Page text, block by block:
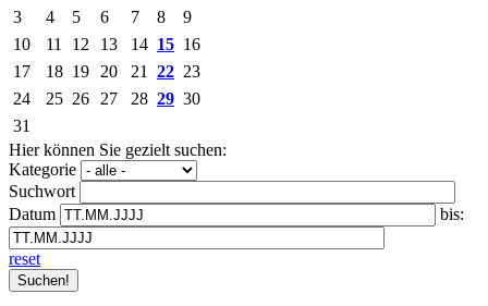
3 4 5 6 7 8
9
10
11 12 13 14 15 16
17
18 19 20 21 22 23
24
25 26 27 28 29 30
31
Hier können Sie gezielt suchen:
Kategorie
Suchwort
Datum
bis:
reset